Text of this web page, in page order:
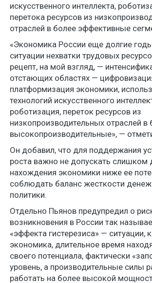
искусственного интеллекта,
перетока ресурсов из
отраслей в более эффективные
«Экономика России еще долгие
ситуации нехватки трудовых
рецепт, на мой взгляд, —
отстающих областях —
платформизация экономики,
технологий искусственного
роботизация, переток ресурсов из
низкопроизводительных отраслей в
высокопроизводительные», —
Он добавил, что для поддержания
роста важно не допускать слишком
нахождения экономики ниже ее
соблюдать баланс жесткости
политики.
Отдельно Пьянов предупредил о
возникновения в России так
«эффекта гистерезиса» — ситуации,
экономика, длительное время
своего потенциала, фактически
уровень, а производительные силы
работать на более высокой